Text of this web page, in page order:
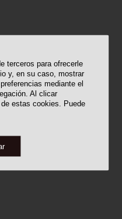
terceros para ofrecerle
y, en su caso, mostrar
mediante el
Al clicar
estas cookies. Puede